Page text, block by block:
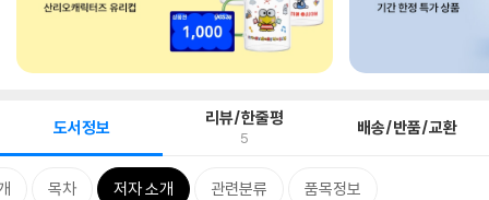
도서정보 리뷰/한줄평
5 배송/반품/교환
목차 저자 소개 관련분류 품목정보